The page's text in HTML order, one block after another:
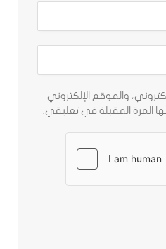
والموقع الإلكتروني
المرة المقبلة في تعليقي.